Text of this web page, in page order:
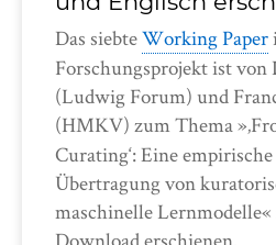
Das siebteWorking Paper
Forschungsprojekt ist
(Ludwig Forum) und
(HMKV) zum Thema
Curating‘: Eine
Übertragung von
maschinelle